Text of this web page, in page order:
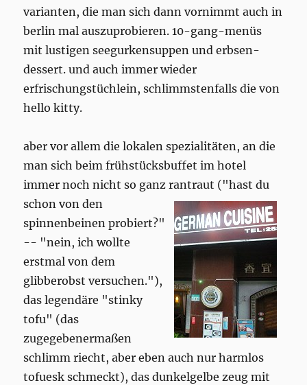
varianten, die man sich dann vornimmt auch in
berlin mal auszuprobieren. 10-gang-menüs
mit lustigen seegurkensuppen und erbsen-
dessert. und auch immer wieder
erfrischungstüchlein, schlimmstenfalls die von
hello kitty.
aber vor allem die lokalen spezialitäten, an die
man sich beim frühstücksbuffet im hotel
immer noch nicht so ganz rantraut ("hast du
schon von den
spinnenbeinen probiert?"
-- "nein, ich wollte
erstmal von dem
glibberobst versuchen."),
das legendäre "stinky
tofu" (das
zugegebenermaßen
schlimm riecht, aber eben auch nur harmlos
tofuesk schmeckt), das dunkelgelbe zeug mit